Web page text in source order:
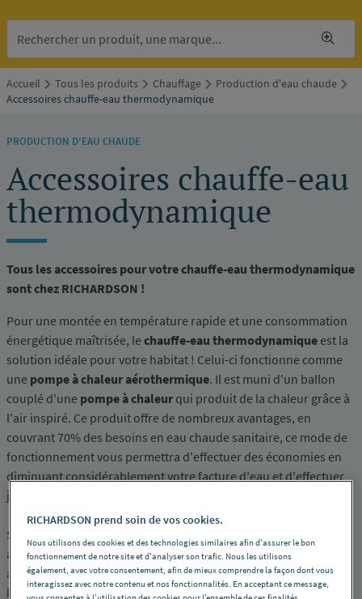
Accueil Tous les produits Chauffage
Production d'eau chaude
Accessoires chauffe-eau thermodynamique
PRODUCTION D'EAU CHAUDE
Accessoires chauffe-eau
thermodynamique
Tous les accessoires pour votre chauffe-eau thermodynamique
sont chez RICHARDSON !
Pour une montée en température rapide et une consommation
énergétique maîtrisée, lechauffe-eau thermodynamique est la
solution idéale pour votre habitat ! Celui-ci fonctionne comme
une pompe à chaleur aérothermique. Il est muni d'un ballon
couplé d'une pompe à chaleurqui produit de la chaleur grâce à
l'air inspiré. Ce produit offre de nombreux avantages, en
couvrant 70% des besoins en eau chaude sanitaire, ce mode de
fonctionnement vous permettra d'effectuer des économies en
diminuant considérablement votre facture d'eau et d'effectuer
jusqu'à 75% d'économies d'énergie !
Silencieux et offrant un gain de place, ce
aisément à votre intérieur. Notre gamme d'accessoires vous
apportera des solutions complémentaires avec notamment des
kits de raccordement, caisson, gaine, collier de fixation, flexible,
RICHARDSON prend soin de vos cookies.
Nous utilisons des cookies et des technologies similaires afin d'assurer le bon
fonctionnement de notre site et d'analyser son trafic. Nous les utilisons
également, avec votre consentement, afin de mieux comprendre la façon dont vous
interagissez avec notre contenu et nos fonctionnalités. En acceptant ce message,